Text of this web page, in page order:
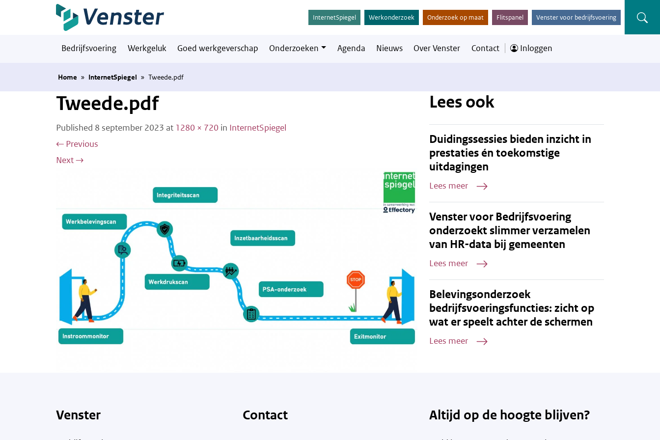
Naar hoofdinhoud
InternetSpiegel Werkonderzoek Onderzoek op maat Flitspanel Venster voor bedrijfsvoering
Bedrijfsvoering Werkgeluk Goed werkgeverschap Onderzoeken Agenda Nieuws Over Venster Contact Inloggen
Home » InternetSpiegel » Tweede.pdf
Tweede.pdf
Published 8 september 2023 at 1280 × 720 in InternetSpiegel
← Previous
Next→
Lees ook
Duidingssessies bieden inzicht in
prestaties én toekomstige
uitdagingen
Lees meer
Venster voor Bedrijfsvoering
onderzoekt slimmer verzamelen
van HR-data bij gemeenten
Lees meer
Belevingsonderzoek
bedrijfsvoeringsfuncties: zicht op
wat er speelt achter de schermen
Lees meer
Venster Contact Altijd op de hoogte blijven?